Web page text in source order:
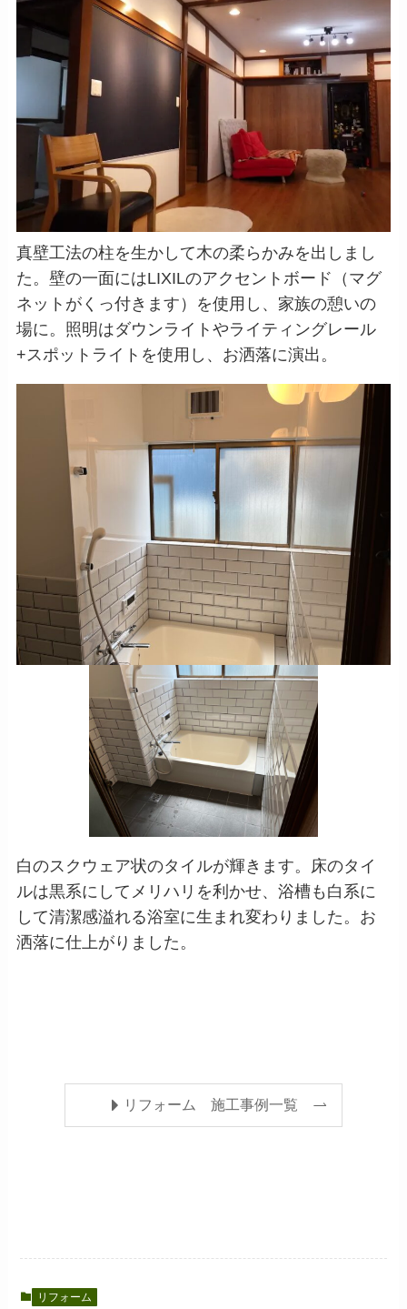
真壁工法の柱を生かして木の柔らかみを出しまし
た。壁の一面にはLIXILのアクセントボード（マグ
ネットがくっ付きます）を使用し、家族の憩いの
場に。照明はダウンライトやライティングレール
+スポットライトを使用し、お洒落に演出。
白のスクウェア状のタイルが輝きます。床のタイ
ルは黒系にしてメリハリを利かせ、浴槽も白系に
して清潔感溢れる浴室に生まれ変わりました。お
洒落に仕上がりました。
リフォーム 施工事例一覧
リフォーム